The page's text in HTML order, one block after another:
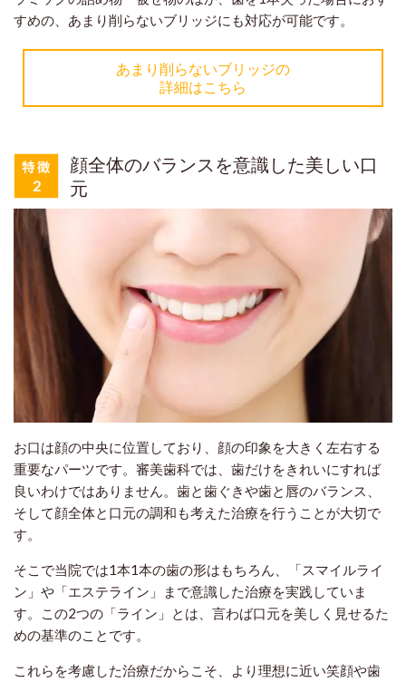
すめの、あまり削らないブリッジにも対応が可能です。
あまり削らないブリッジの
詳細はこちら
顔全体のバランスを意識した美しい口
元
お口は顔の中央に位置しており、顔の印象を大きく左右する
重要なパーツです。審美歯科では、歯だけをきれいにすれば
良いわけではありません。歯と歯ぐきや歯と唇のバランス、
そして顔全体と口元の調和も考えた治療を行うことが大切で
す。
そこで当院では1本1本の歯の形はもちろん、「スマイルライ
ン」や「エステライン」まで意識した治療を実践していま
す。この2つの「ライン」とは、言わば口元を美しく見せるた
めの基準のことです。
これらを考慮した治療だからこそ、より理想に近い笑顔や歯